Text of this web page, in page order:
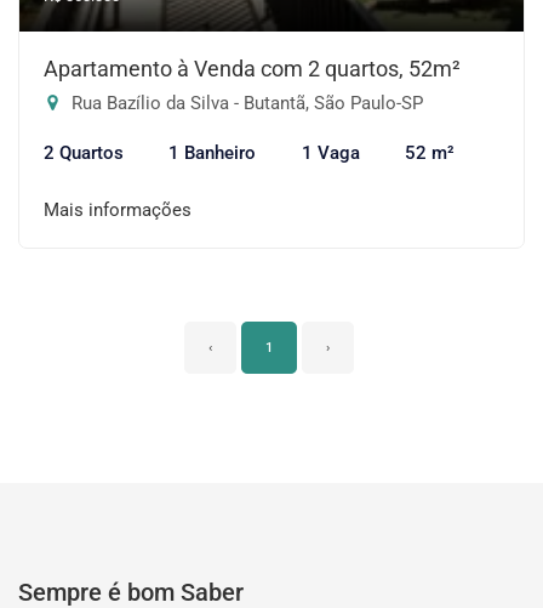
Apartamento à Venda com 2 quartos, 52m²
Rua Bazílio da Silva - Butantã, São Paulo-SP
2 Quartos 1 Banheiro 1 Vaga 52 m²
Mais informações
‹ 1 ›
Sempre é bom Saber